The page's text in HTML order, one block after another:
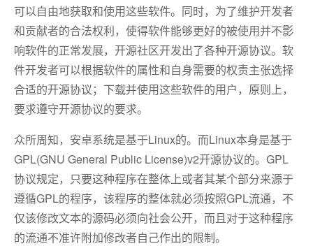
可以自由地获取和使用这些软件。同时，为了维护开发者
和贡献者的合法权利，使得软件能够更好的被使用并不影
响软件的正常发展，开源社区开发出了各种开源协议。软
件开发者可以根据软件的属性和自身需要的权责主张选择
合适的开源协议；下载并使用这些软件的用户，原则上，
要求遵守开源协议的要求。
众所周知，安卓系统是基于Linux的。而Linux本身是基于
GPL(GNU General Public License)v2开源协议的。GPL
协议规定，只要这种程序在整体上或者其某个部分来源于
遵循GPL的程序，该程序的整体就必须按照GPL流通，不
仅该修改文本的源码必须向社会公开，而且对于这种程序
的流通不准许附加修改者自己作出的限制。